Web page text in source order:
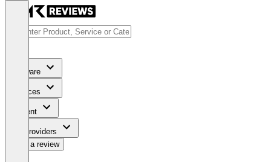
Software
Services
Content
For Providers
Write a review